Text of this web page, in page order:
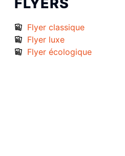
Flyer classique
Flyer luxe
Flyer écologique